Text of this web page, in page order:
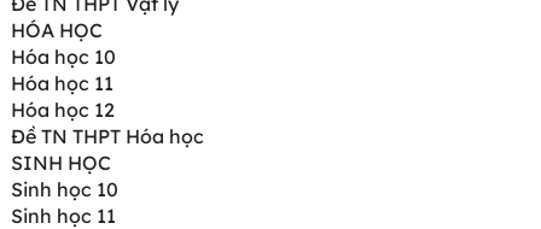
HÓA HỌC
Hóa học 10
Hóa học 11
Hóa học 12
Đề TN THPT Hóa học
SINH HỌC
Sinh học 10
Sinh học 11